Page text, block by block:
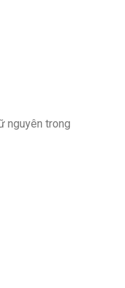
nguyên trong